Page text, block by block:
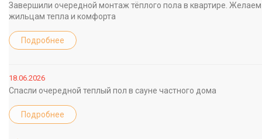
Завершили очередной монтаж тёплого пола в квартире. Желаем
жильцам тепла и комфорта
Подробнее
18.06.2026
Спасли очередной теплый пол в сауне частного дома
Подробнее